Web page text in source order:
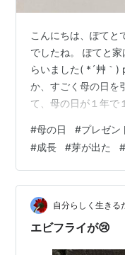
こんにちは、ぽてと
でしたね。 ぽてと
らいました( *´艸｀
か、すごく母の日を
て、母の日が１年で
います。 しかも、と
しておきたいと思い
*) それだけでも、あ
すが、寝る前に娘か
んです。 娘から母
#母の日 #プレゼン
#成長 #芽が出た
自分らしく生き
エビフライが😢